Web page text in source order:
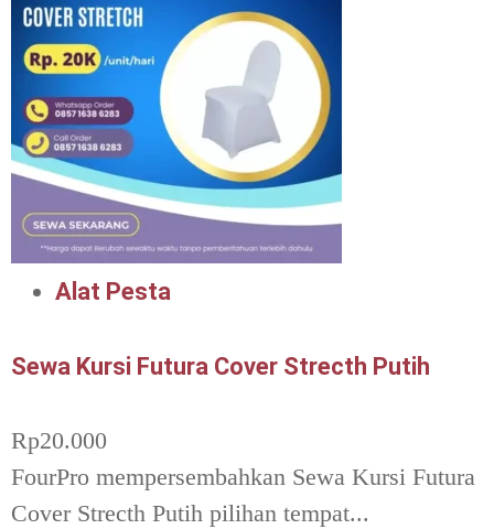
Alat Pesta
Sewa Kursi Futura Cover Strecth Putih
Rp20.000
FourPro mempersembahkan Sewa Kursi Futura
Cover Strecth Putih pilihan tempat...